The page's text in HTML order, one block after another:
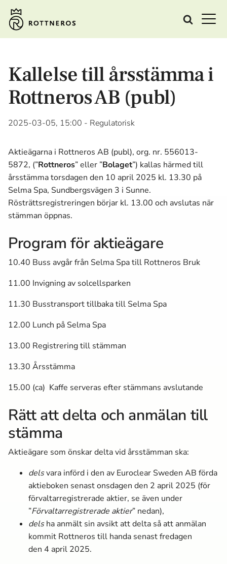
Kallelse till årsstämma i
Rottneros AB (publ)
2025-03-05, 15:00 - Regulatorisk
Aktieägarna i Rottneros AB (publ), org. nr. 556013-
5872, (”Rottneros” eller ”Bolaget”) kallas härmed till
årsstämma torsdagen den 10 april 2025 kl. 13.30 på
Selma Spa, Sundbergsvägen 3 i Sunne.
Rösträttsregistreringen börjar kl. 13.00 och avslutas när
stämman öppnas.
Program för aktieägare
10.40 Buss avgår från Selma Spa till Rottneros Bruk
11.00 Invigning av solcellsparken
11.30 Busstransport tillbaka till Selma Spa
12.00 Lunch på Selma Spa
13.00 Registrering till stämman
13.30 Årsstämma
15.00 (ca) Kaffe serveras efter stämmans avslutande
Rätt att delta och anmälan till
stämma
Aktieägare som önskar delta vid årsstämman ska:
delsvara införd i den av Euroclear Sweden AB förda
aktieboken senast onsdagen den 2 april 2025 (för
förvaltarregistrerade aktier, se även under
”Förvaltarregistrerade aktier” nedan),
delsha anmält sin avsikt att delta så att anmälan
kommit Rottneros till handa senast fredagen
den 4 april 2025.